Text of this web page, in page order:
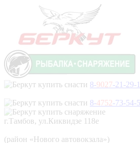
8-9027-21-29-
8-4752-73-54-
г.Тамбов, ул.Киквидзе 118е
(район «Нового автовокзала»)